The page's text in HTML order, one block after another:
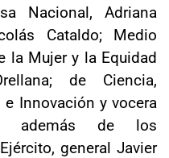
Nacional, Adriana
Cataldo; Medio
la Mujer y la Equidad
de Ciencia,
Innovación y vocera
además de los
general Javier